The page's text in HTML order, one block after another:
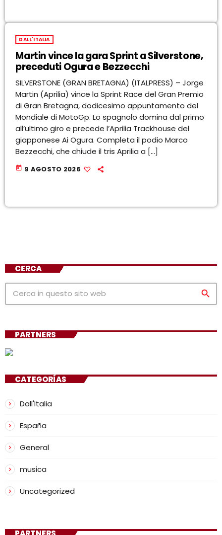
DALL'ITALIA
Martin vince la gara Sprint a Silverstone,
preceduti Ogura e Bezzecchi
SILVERSTONE (GRAN BRETAGNA) (ITALPRESS) – Jorge
Martin (Aprilia) vince la Sprint Race del Gran Premio
di Gran Bretagna, dodicesimo appuntamento del
Mondiale di MotoGp. Lo spagnolo domina dal primo
all’ultimo giro e precede l’Aprilia Trackhouse del
giapponese Ai Ogura. Completa il podio Marco
Bezzecchi, che chiude il tris Aprilia a […]
today 9 AGOSTO 2026
CERCA
search
PARTNERS
CATEGORÍAS
Dall'Italia
España
General
musica
Uncategorized